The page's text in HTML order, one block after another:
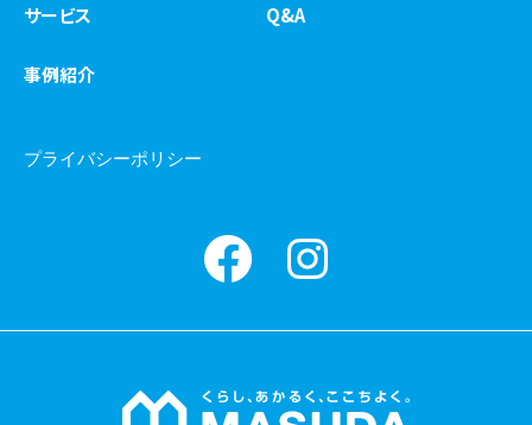
サービス
事例紹介
Q&A
プライバシーポリシー
Facebook